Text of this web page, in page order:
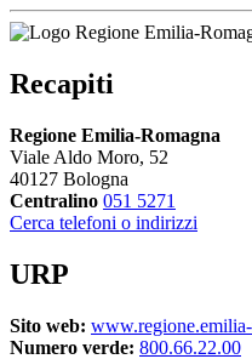
Recapiti
Regione Emilia-Romagna
Viale Aldo Moro, 52
40127 Bologna
Centralino 051 5271
Cerca telefoni o indirizzi
URP
Sito web:
Numero verde: 800.66.22.00